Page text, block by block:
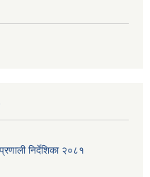
निर्देशिका २०८१